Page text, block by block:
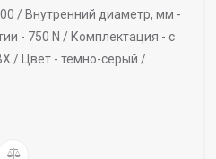
/ Внутренний диаметр, мм -
- 750 N / Комплектация - с
/ Цвет - темно-серый /